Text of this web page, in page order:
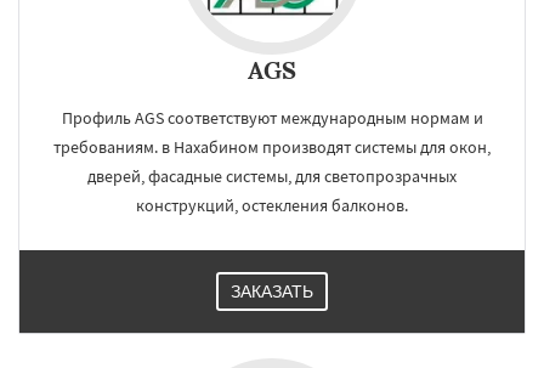
AGS
Профиль AGS соответствуют международным нормам и
требованиям. в Нахабином производят системы для окон,
дверей, фасадные системы, для светопрозрачных
конструкций, остекления балконов.
ЗАКАЗАТЬ